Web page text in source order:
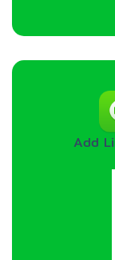
Add